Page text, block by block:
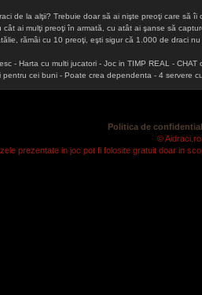
de la alţii? Trebuie doar să ai nişte preoţi care să
ai mulţi preoţi în armată, cu atât ai şanse să
rămâi cu 10 preoţi, eşti sigur că 1.000 de draci
- Harta cu multi jucatori - Joc in TIMP REAL -
cei buni - Poate crea dependenta - 4 servere
Politica de
©
prezentate in joc pot fi folosite gratuit doar in